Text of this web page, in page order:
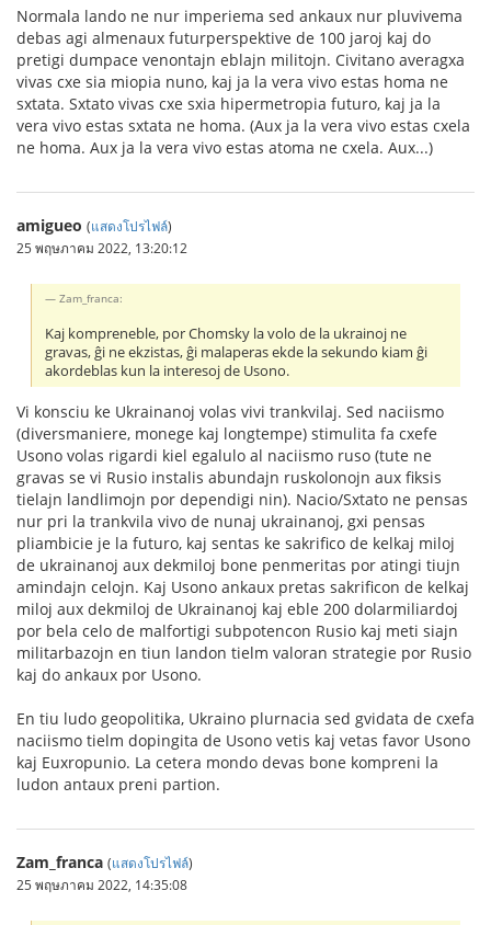
Normala lando ne nur imperiema sed ankaux nur pluvivema
debas agi almenaux futurperspektive de 100 jaroj kaj do
pretigi dumpace venontajn eblajn militojn. Civitano averagxa
vivas cxe sia miopia nuno, kaj ja la vera vivo estas homa ne
sxtata. Sxtato vivas cxe sxia hipermetropia futuro, kaj ja la
vera vivo estas sxtata ne homa. (Aux ja la vera vivo estas cxela
ne homa. Aux ja la vera vivo estas atoma ne cxela. Aux...)
amigueo (แสดงโปรไฟล์)
25 พฤษภาคม 2022, 13:20:12
Zam_franca:
Kaj kompreneble, por Chomsky la volo de la ukrainoj ne
gravas, ĝi ne ekzistas, ĝi malaperas ekde la sekundo kiam ĝi
akordeblas kun la interesoj de Usono.
Vi konsciu ke Ukrainanoj volas vivi trankvilaj. Sed naciismo
(diversmaniere, monege kaj longtempe) stimulita fa cxefe
Usono volas rigardi kiel egalulo al naciismo ruso (tute ne
gravas se vi Rusio instalis abundajn ruskolonojn aux fiksis
tielajn landlimojn por dependigi nin). Nacio/Sxtato ne pensas
nur pri la trankvila vivo de nunaj ukrainanoj, gxi pensas
pliambicie je la futuro, kaj sentas ke sakrifico de kelkaj miloj
de ukrainanoj aux dekmiloj bone penmeritas por atingi tiujn
amindajn celojn. Kaj Usono ankaux pretas sakrificon de kelkaj
miloj aux dekmiloj de Ukrainanoj kaj eble 200 dolarmiliardoj
por bela celo de malfortigi subpotencon Rusio kaj meti siajn
militarbazojn en tiun landon tielm valoran strategie por Rusio
kaj do ankaux por Usono.
En tiu ludo geopolitika, Ukraino plurnacia sed gvidata de cxefa
naciismo tielm dopingita de Usono vetis kaj vetas favor Usono
kaj Euxropunio. La cetera mondo devas bone kompreni la
ludon antaux preni partion.
Zam_franca (แสดงโปรไฟล์)
25 พฤษภาคม 2022, 14:35:08